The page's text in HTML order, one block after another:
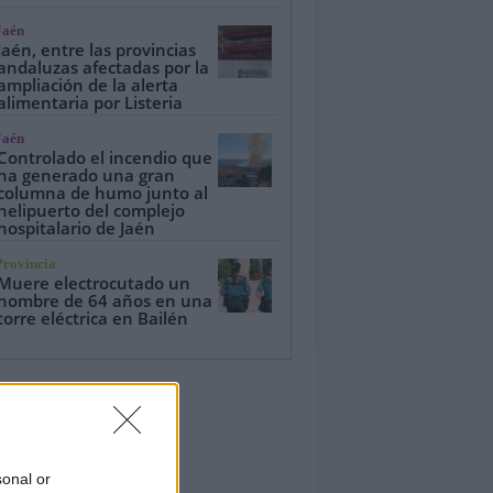
or
entre las provincias
afectadas por la
de la alerta
por Listeria
el incendio que
generado una gran
de humo junto al
del complejo
de Jaén
electrocutado un
de 64 años en una
eléctrica en Bailén